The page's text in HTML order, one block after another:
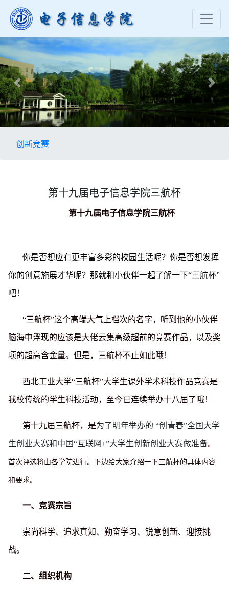
Previous Next
创新竞赛
第十九届电子信息学院三航杯
第十九届电子信息学院三航杯
你是否想应有更丰富多彩的校园生活呢？你是否想发挥
你的创意施展才华呢？那就和小伙伴一起了解一下“三航杯”
吧！
“三航杯”这个高端大气上档次的名字，听到他的小伙伴
脑海中浮现的应该是大佬云集高级超前的竞赛作品，以及奖
项的超高含金量。但是，三航杯不止如此哦！
西北工业大学“三航杯”大学生课外学术科技作品竞赛是
我校传统的学生科技活动，至今已连续举办十八届了哦！
第十九届三航杯，是为了明年举办的 “创青春”全国大学
生创业大赛和中国“互联网 +”大学生创新创业大赛做准备。
首次评选将由各学院进行。下边给大家介绍一下三航杯的具体内容
和要求。
一、竞赛宗旨
崇尚科学、追求真知、勤奋学习、锐意创新、迎接挑
战。
二、组织机构